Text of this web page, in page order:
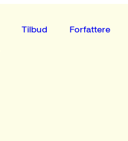
Tilbud Forfattere